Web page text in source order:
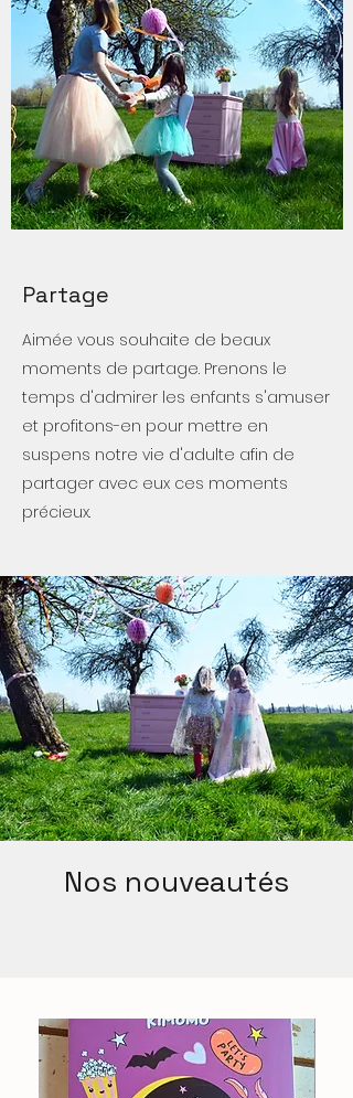
Partage
Aimée vous souhaite de beaux
moments de partage. Prenons le
temps d'admirer les enfants s'amuser
et profitons-en pour mettre en
suspens notre vie d'adulte afin de
partager avec eux ces moments
précieux.
Nos nouveautés